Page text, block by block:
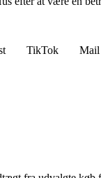
TikTok Mail